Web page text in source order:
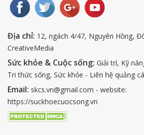
Địa chỉ: 12, ngách 4/47, Nguyên Hồng,
CreativeMedia
Sức khỏe & Cuộc sống: Giải trí, Kỹ
Tri thức sống, Sức khỏe - Liên hệ quảng
Email: skcs.vn@gmail.com - website:
https://suckhoecuocsong.vn